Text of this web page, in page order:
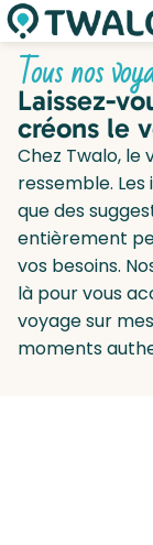
Tous nos
Laissez-
créons le
Chez Twalo, le
ressemble.
que des
entièrement
vos besoins.
là pour vous
voyage sur
moments